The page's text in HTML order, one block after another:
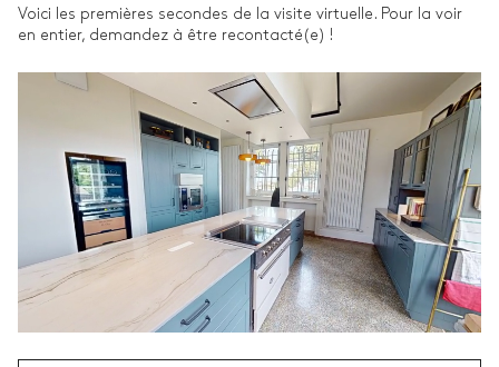
Voici les premières secondes de la visite virtuelle. Pour la voir
en entier, demandez à être recontacté(e) !